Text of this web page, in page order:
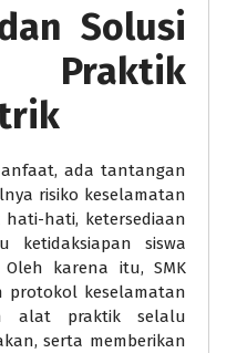
Solusi
ada tantangan
risiko keselamatan
hati, ketersediaan
siswa
karena itu, SMK
protokol keselamatan
alat praktik selalu
serta memberikan